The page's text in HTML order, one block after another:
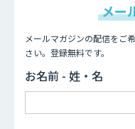
メー
メールマガジンの配信をご
さい。登録無料です。
お名前 - 姓・名